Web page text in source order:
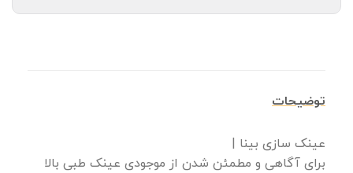
توضیحات
عینک سازی بینا |
برای آگاهی و مطمئن شدن از موجودی عینک طبی بالا